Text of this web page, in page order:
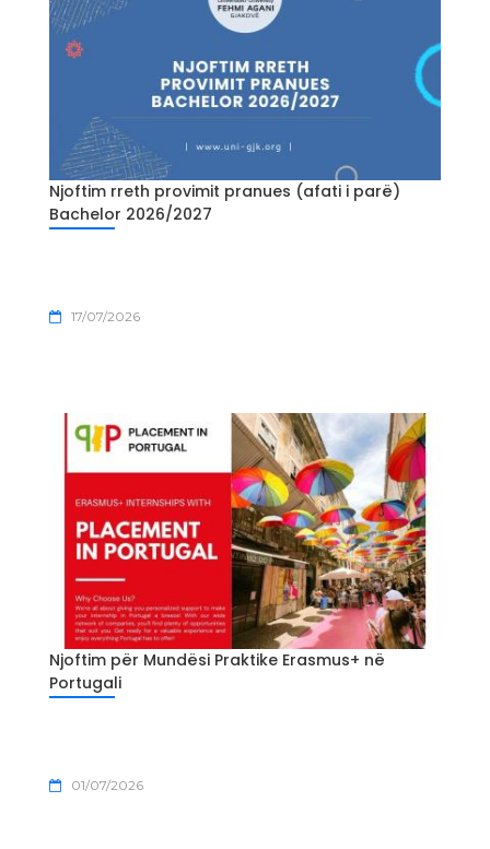
Njoftim rreth provimit pranues (afati i parë)
Bachelor 2026/2027
17/07/2026
Njoftim për Mundësi Praktike Erasmus+ në
Portugali
01/07/2026